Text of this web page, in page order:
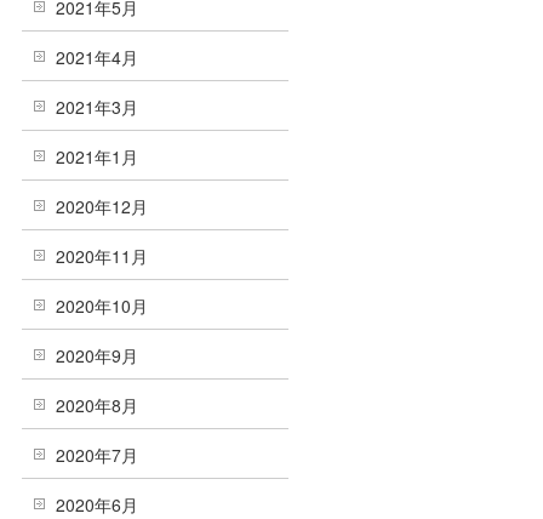
2021年5月
2021年4月
2021年3月
2021年1月
2020年12月
2020年11月
2020年10月
2020年9月
2020年8月
2020年7月
2020年6月